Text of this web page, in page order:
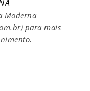
Moderna
para mais